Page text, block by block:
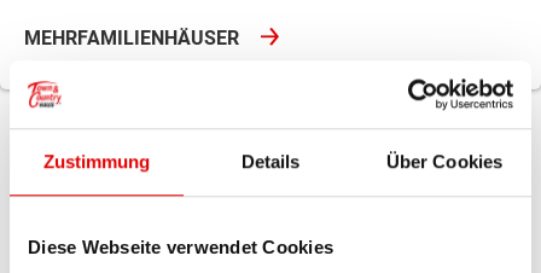
Zustimmung Details Über Cookies
Diese Webseite verwendet Cookies
MEHRFAMILIENHÄUSER
Welcher Haustyp ist der Richtige?
Wahl. Soll es ein klassisches Einfamilienhaus mit